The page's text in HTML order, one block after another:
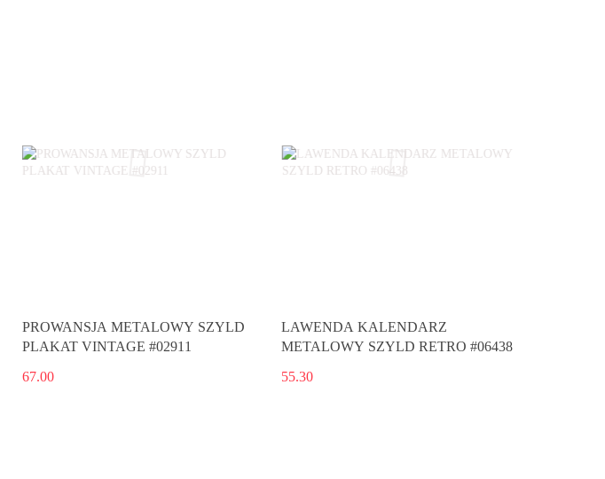
PROWANSJA METALOWY SZYLD
PLAKAT VINTAGE #02911
67.00
LAWENDA KALENDARZ
METALOWY SZYLD RETRO #06438
55.30